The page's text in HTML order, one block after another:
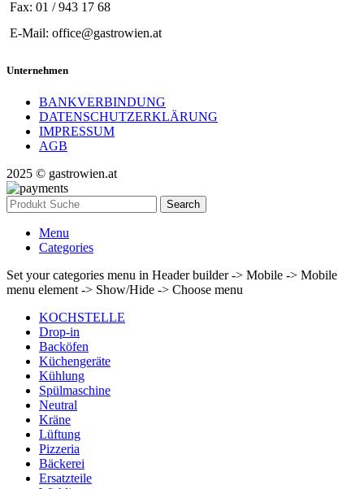
Fax: 01 / 943 17 68
E-Mail: office@gastrowien.at
Unternehmen
BANKVERBINDUNG
DATENSCHUTZERKLÄRUNG
IMPRESSUM
AGB
2025 © gastrowien.at
Search
Menu
Categories
Set your categories menu in Header builder -> Mobile -> Mobile
menu element -> Show/Hide -> Choose menu
KOCHSTELLE
Drop-in
Backöfen
Küchengeräte
Kühlung
Spülmaschine
Neutral
Kräne
Lüftung
Pizzeria
Bäckerei
Ersatzteile